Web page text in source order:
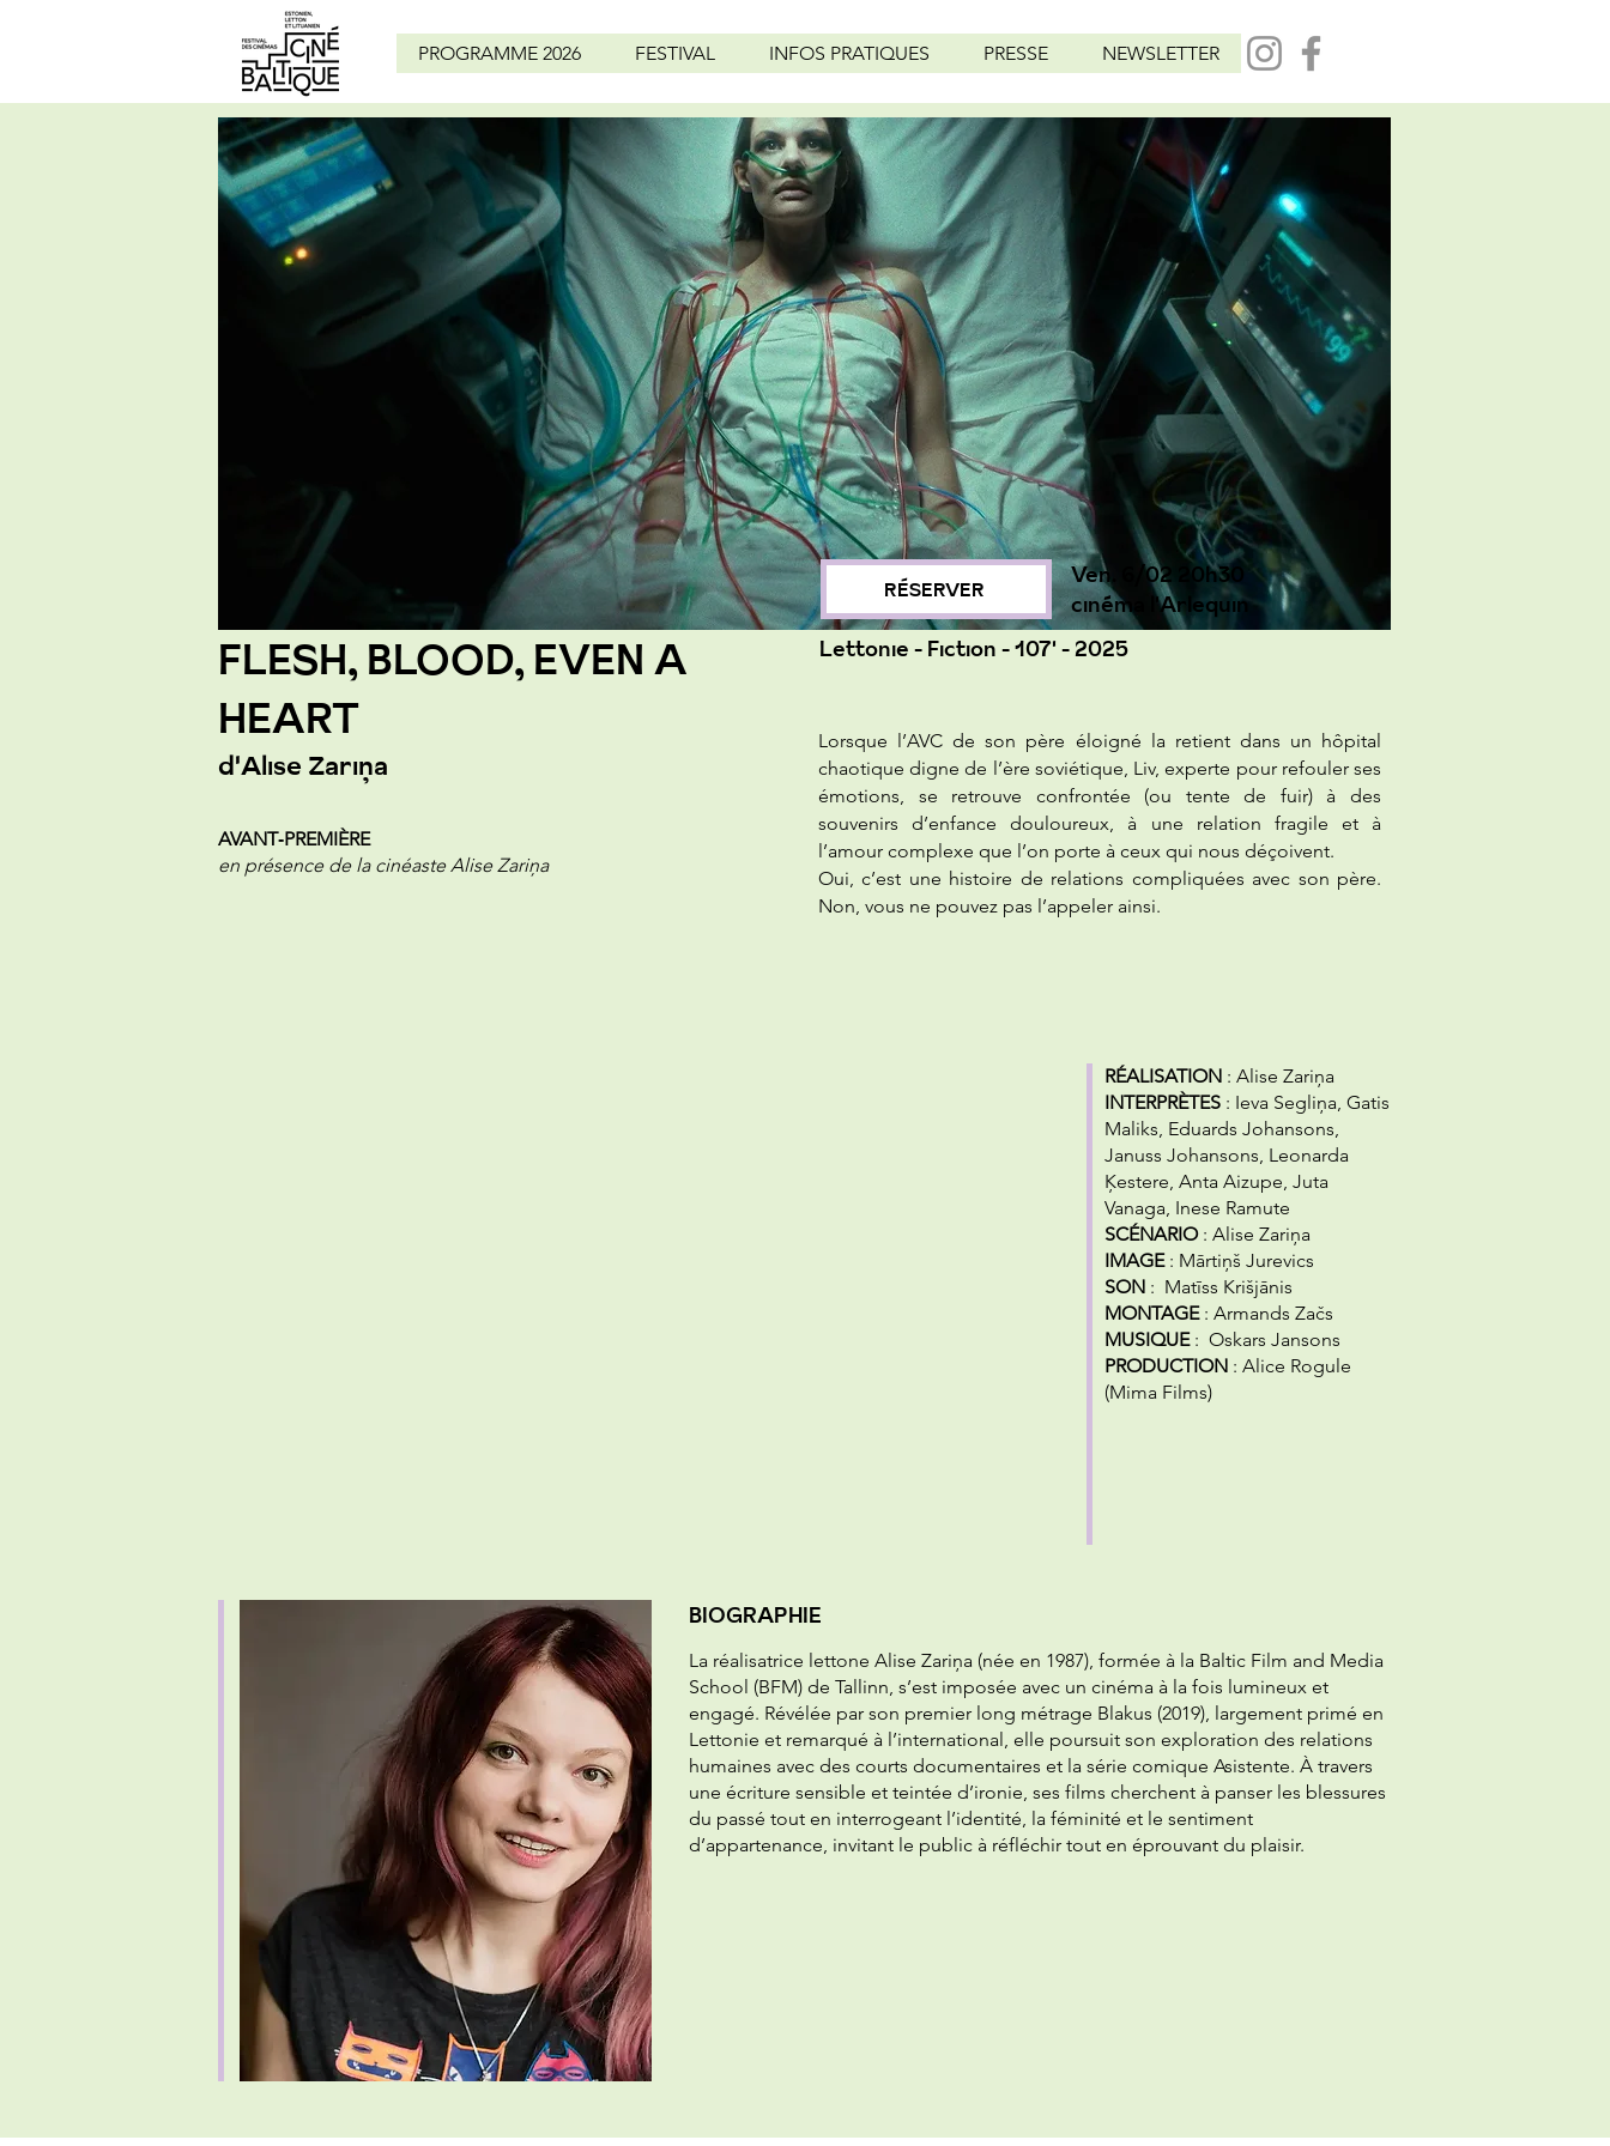
PROGRAMME 2026 FESTIVAL INFOS PRATIQUES PRESSE NEWSLETTER
RÉSERVER
Ven. 6/02 20h30
cinéma l'Arlequin
FLESH, BLOOD, EVEN A
HEART
d'Alise Zariņa
AVANT‑PREMIÈRE
en présence de la cinéaste Alise Zariņa
Lettonie - Fiction - 107' - 2025
Lorsque l’AVC de son père éloigné la retient dans un hôpital
chaotique digne de l’ère soviétique, Liv, experte pour refouler ses
émotions, se retrouve confrontée (ou tente de fuir) à des
souvenirs d’enfance douloureux, à une relation fragile et à
l’amour complexe que l’on porte à ceux qui nous déçoivent.
Oui, c’est une histoire de relations compliquées avec son père.
Non, vous ne pouvez pas l’appeler ainsi.
RÉALISATION : Alise Zariņa
INTERPRÈTES : Ieva Segliņa, Gatis
Maliks, Eduards Johansons,
Januss Johansons, Leonarda
Ķestere, Anta Aizupe, Juta
Vanaga, Inese Ramute
SCÉNARIO: Alise Zariņa
IMAGE: Mārtiņš Jurevics
SON : Matīss Krišjānis
MONTAGE: Armands Začs
MUSIQUE: Oskars Jansons
PRODUCTION : Alice Rogule
(Mima Films)
BIOGRAPHIE
La réalisatrice lettone Alise Zariņa (née en 1987), formée à la Baltic Film and Media
School (BFM) de Tallinn, s’est imposée avec un cinéma à la fois lumineux et
engagé. Révélée par son premier long métrage Blakus (2019), largement primé en
Lettonie et remarqué à l’international, elle poursuit son exploration des relations
humaines avec des courts documentaires et la série comique Asistente. À travers
une écriture sensible et teintée d’ironie, ses films cherchent à panser les blessures
du passé tout en interrogeant l’identité, la féminité et le sentiment
d’appartenance, invitant le public à réfléchir tout en éprouvant du plaisir.